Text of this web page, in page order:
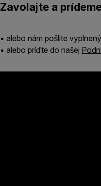
Zavolajte a
• alebo nám pošlite
• alebo príďte do našej